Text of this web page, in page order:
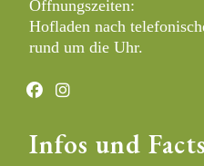
Öffnungszeiten:
Hofladen nach
rund um die Uhr.
new
a
new
Infos und Facts